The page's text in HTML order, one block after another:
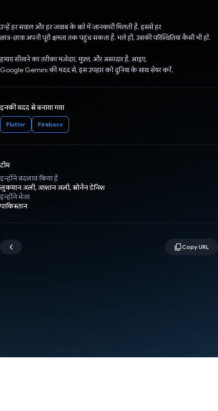
उन्हें हर सवाल और हर जवाब के बारे में जानकारी मिलती है. इससे हर
छात्र-छात्रा अपनी पूरी क्षमता तक पहुंच सकता है. भले ही, उसकी परिस्थितियां कैसी भी हों.
हमारा सीखने का तरीका मज़ेदार, मुफ़्त, और असरदार है. आइए,
Google Gemini की मदद से, इस उपहार को दुनिया के साथ शेयर करें.
इनकी मदद से बनाया गया
Flutter Firebase
टीम
इन्होंने बदलाव किया है
लुकमान अली, आशान अली, सोनैन डेनिश
इन्होंने भेजा
पाकिस्तान